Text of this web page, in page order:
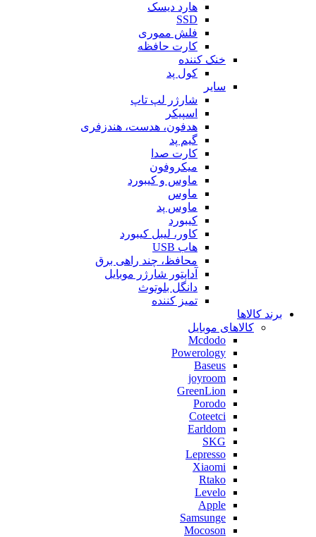
هارد دیسک
SSD
فلش مموری
کارت حافظه
خنک کننده
کول پد
سایر
شارژر لپ تاپ
اسپیکر
هدفون، هدست، هندزفری
گیم پد
کارت صدا
میکروفون
ماوس و کیبورد
ماوس
ماوس پد
کیبورد
کاور، لیبل کیبورد
هاب USB
محافظ، چند راهی برق
آداپتور شارژر موبایل
دانگل بلوتوث
تمیز کننده
برند کالاها
کالاهای موبایل
Mcdodo
Powerology
Baseus
joyroom
GreenLion
Porodo
Coteetci
Earldom
SKG
Lepresso
Xiaomi
Rtako
Levelo
Apple
Samsunge
Mocoson